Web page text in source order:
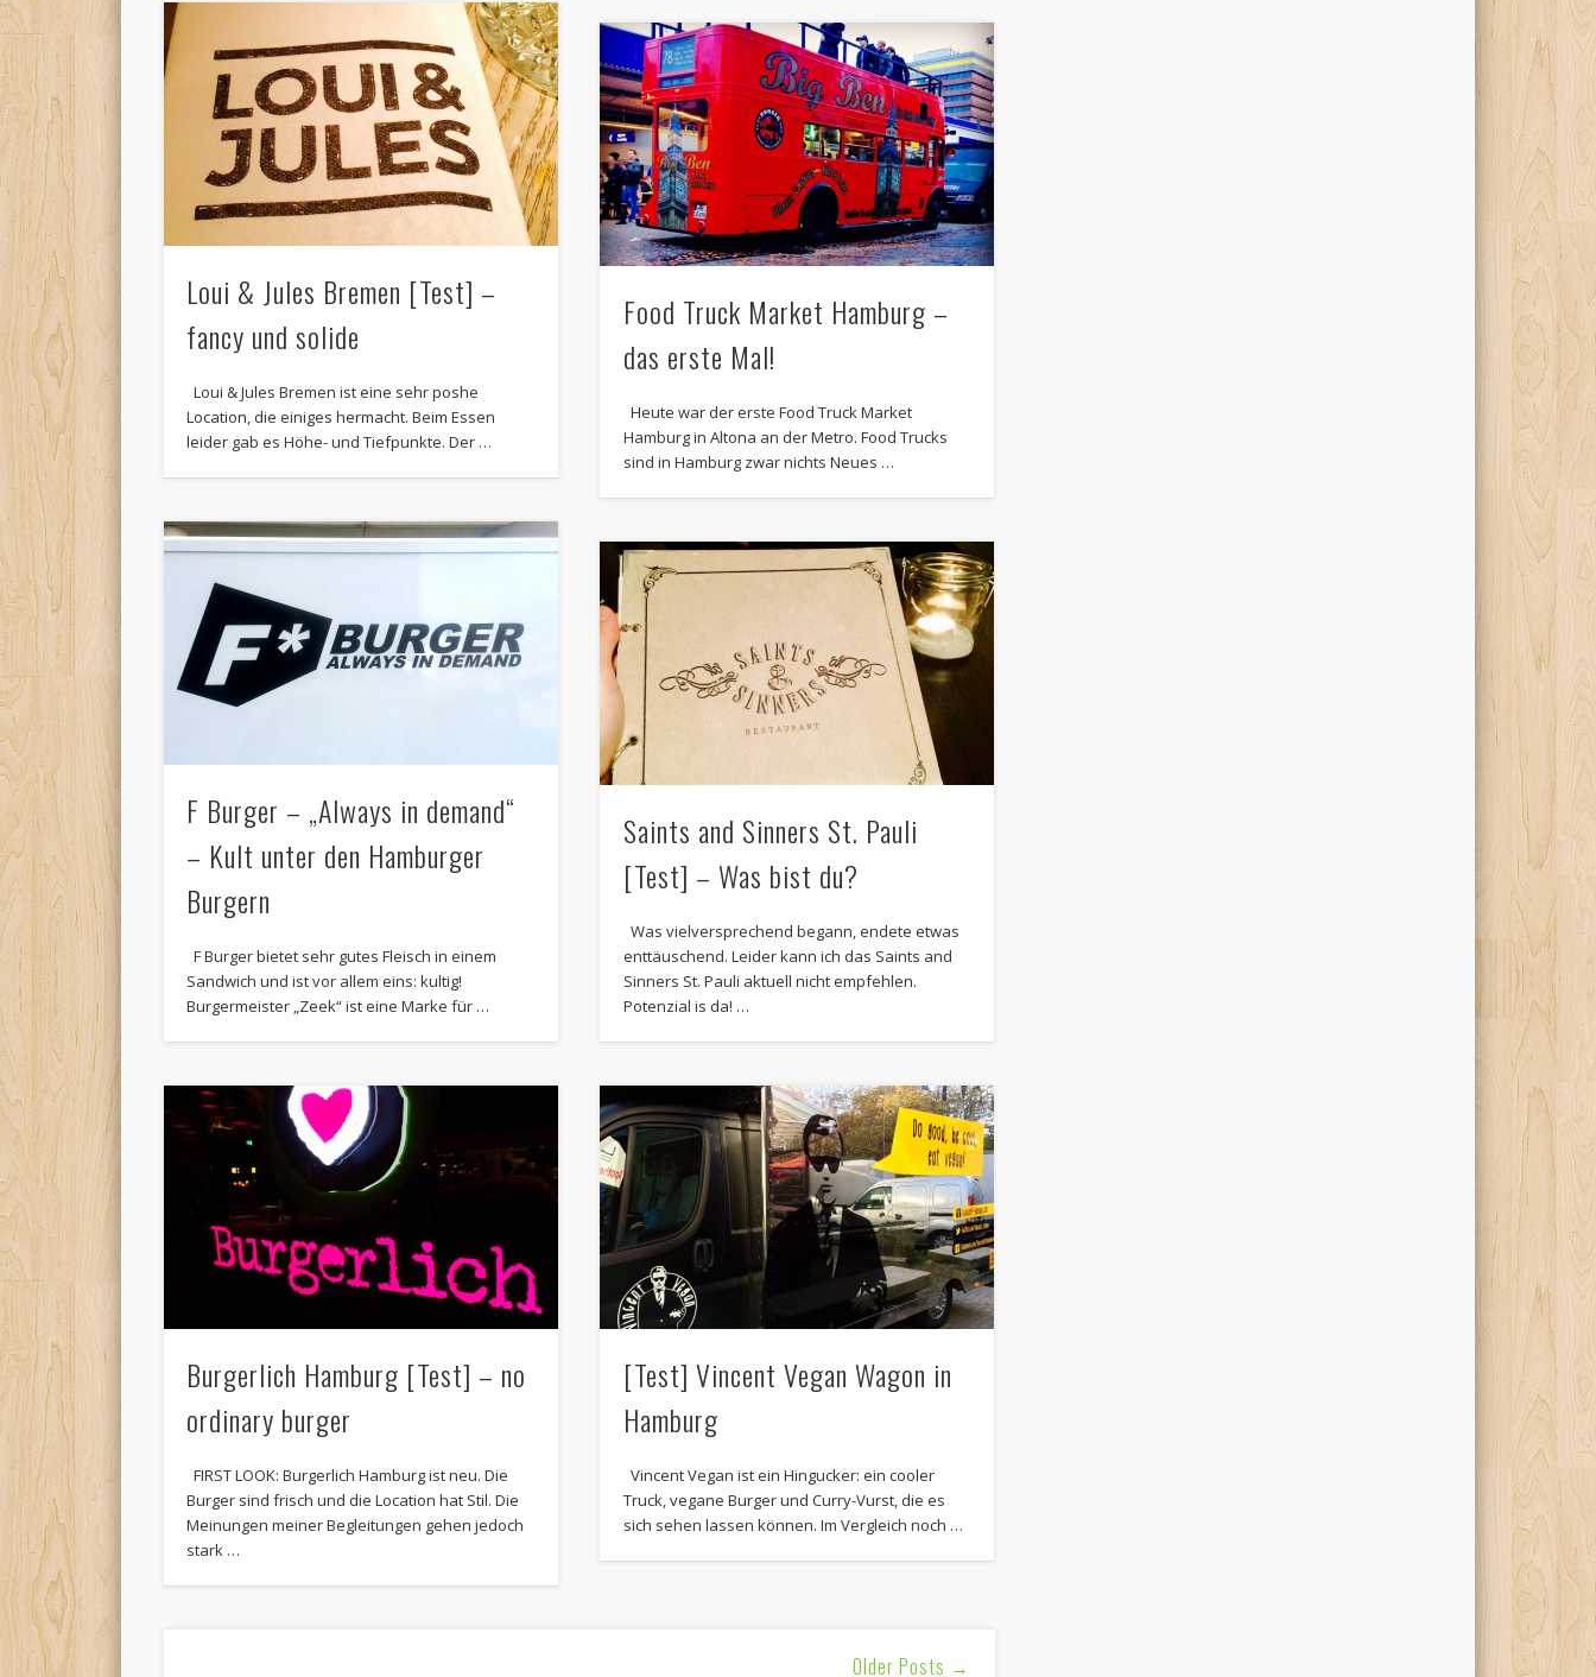
Loui & Jules Bremen [Test] –
fancy und solide
Loui & Jules Bremen ist eine sehr poshe
Location, die einiges hermacht. Beim Essen
leider gab es Höhe- und Tiefpunkte. Der …
Food Truck Market Hamburg –
das erste Mal!
Heute war der erste Food Truck Market
Hamburg in Altona an der Metro. Food Trucks
sind in Hamburg zwar nichts Neues …
F Burger – „Always in demand“
– Kult unter den Hamburger
Burgern
F Burger bietet sehr gutes Fleisch in einem
Sandwich und ist vor allem eins: kultig!
Burgermeister „Zeek“ ist eine Marke für …
Saints and Sinners St. Pauli
[Test] – Was bist du?
Was vielversprechend begann, endete etwas
enttäuschend. Leider kann ich das Saints and
Sinners St. Pauli aktuell nicht empfehlen.
Potenzial is da! …
Burgerlich Hamburg [Test] – no
ordinary burger
FIRST LOOK: Burgerlich Hamburg ist neu. Die
Burger sind frisch und die Location hat Stil. Die
Meinungen meiner Begleitungen gehen jedoch
stark …
[Test] Vincent Vegan Wagon in
Hamburg
Vincent Vegan ist ein Hingucker: ein cooler
Truck, vegane Burger und Curry-Vurst, die es
sich sehen lassen können. Im Vergleich noch …
Older Posts →